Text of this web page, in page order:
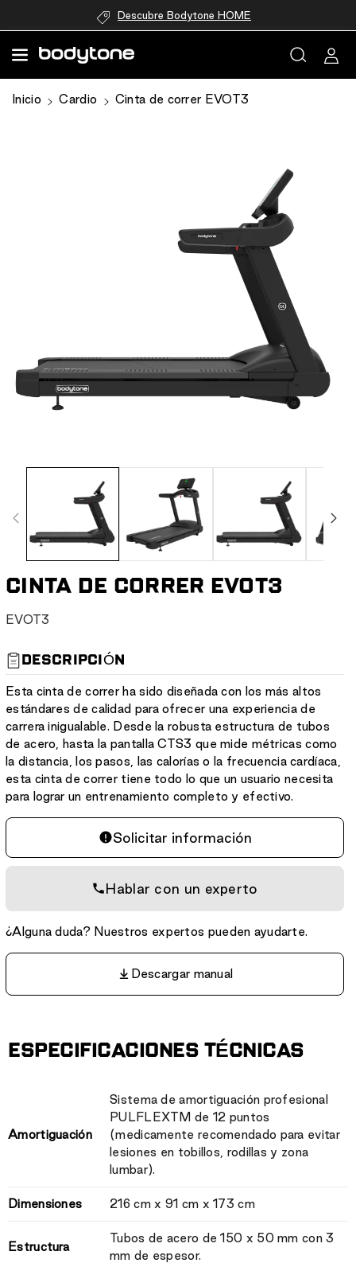
al contenido
Descubre Bodytone HOME
Inicio Cardio Cinta de correr EVOT3
Ir
CINTA DE CORRER EVOT3
S
U
:
EVOT3
DESCRIPCIÓN
Esta cinta de correr ha sido diseñada con los más altos
estándares de calidad para ofrecer una experiencia de
carrera inigualable. Desde la robusta estructura de tubos
de acero, hasta la pantalla CTS3 que mide métricas como
la distancia, los pasos, las calorías o la frecuencia cardíaca,
esta cinta de correr tiene todo lo que un usuario necesita
para lograr un entrenamiento completo y efectivo.
Solicitar información
Hablar con un experto
¿Alguna duda? Nuestros expertos pueden ayudarte.
Descargar manual
ESPECIFICACIONES TÉCNICAS
Amortiguación
Sistema de amortiguación profesional
PULFLEXTM de 12 puntos
(medicamente recomendado para evitar
lesiones en tobillos, rodillas y zona
lumbar).
Dimensiones 216 cm x 91 cm x 173 cm
Estructura
Tubos de acero de 150 x 50 mm con 3
mm de espesor.